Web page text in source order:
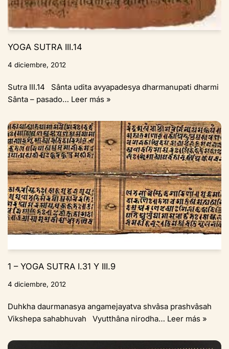
YOGA SUTRA III.14
4 diciembre, 2012
Sutra III.14 Sânta udita avyapadesya dharmanupati dharmi
Sânta – pasado… Leer más »
1 – YOGA SUTRA I.31 Y III.9
4 diciembre, 2012
Duhkha daurmanasya angamejayatva shvâsa prashvâsah
Vikshepa sahabhuvah Vyutthâna nirodha… Leer más »